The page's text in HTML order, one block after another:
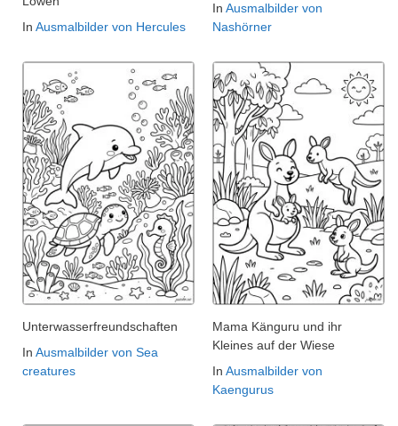
In Ausmalbilder von Hercules
In Ausmalbilder von
Nashörner
Unterwasserfreundschaften
In Ausmalbilder von Sea
creatures
Mama Känguru und ihr
Kleines auf der Wiese
In Ausmalbilder von
Kaengurus